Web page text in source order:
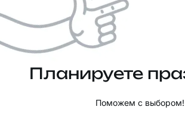
Планируете
Поможем с выбором!